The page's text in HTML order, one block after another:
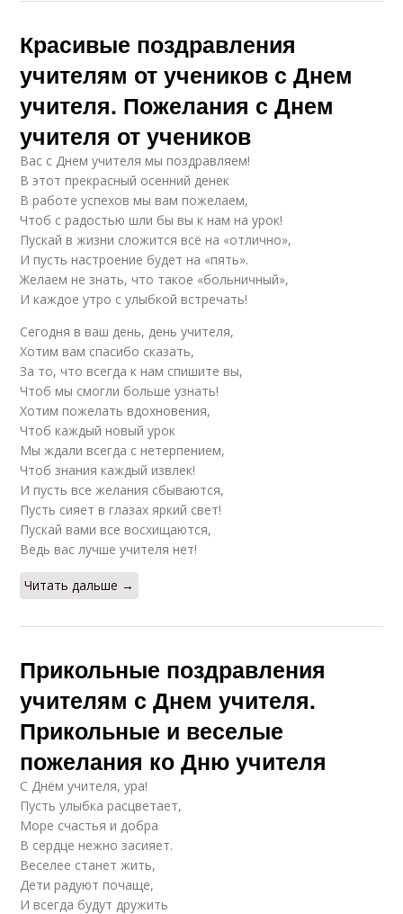
Красивые поздравления
учителям от учеников с Днем
учителя. Пожелания с Днем
учителя от учеников
Вас с Днем учителя мы поздравляем!
В этот прекрасный осенний денек
В работе успехов мы вам пожелаем,
Чтоб с радостью шли бы вы к нам на урок!
Пускай в жизни сложится всё на «отлично»,
И пусть настроение будет на «пять».
Желаем не знать, что такое «больничный»,
И каждое утро с улыбкой встречать!
Сегодня в ваш день, день учителя,
Хотим вам спасибо сказать,
За то, что всегда к нам спишите вы,
Чтоб мы смогли больше узнать!
Хотим пожелать вдохновения,
Чтоб каждый новый урок
Мы ждали всегда с нетерпением,
Чтоб знания каждый извлек!
И пусть все желания сбываются,
Пусть сияет в глазах яркий свет!
Пускай вами все восхищаются,
Ведь вас лучше учителя нет!
Читать дальше →
Прикольные поздравления
учителям с Днем учителя.
Прикольные и веселые
пожелания ко Дню учителя
С Днём учителя, ура!
Пусть улыбка расцветает,
Море счастья и добра
В сердце нежно засияет.
Веселее станет жить,
Дети радуют почаще,
И всегда будут дружить